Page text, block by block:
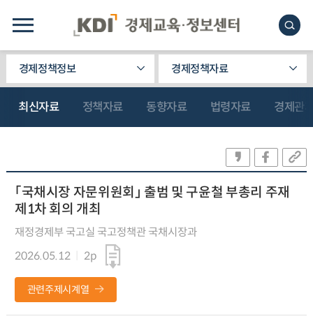
경제정책정보 경제정책자료
최신자료 정책자료 동향자료 법령자료 경제관
「국채시장 자문위원회」 출범 및 구윤철 부총리 주재
제1차 회의 개최
재정경제부 국고실 국고정책관 국채시장과
2026.05.12
2p
관련주제시계열